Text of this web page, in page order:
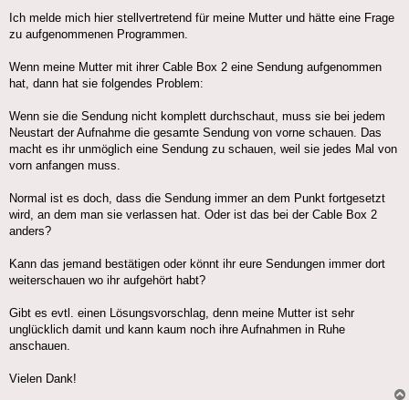
Ich melde mich hier stellvertretend für meine Mutter und hätte eine Frage
zu aufgenommenen Programmen.
Wenn meine Mutter mit ihrer Cable Box 2 eine Sendung aufgenommen
hat, dann hat sie folgendes Problem:
Wenn sie die Sendung nicht komplett durchschaut, muss sie bei jedem
Neustart der Aufnahme die gesamte Sendung von vorne schauen. Das
macht es ihr unmöglich eine Sendung zu schauen, weil sie jedes Mal von
vorn anfangen muss.
Normal ist es doch, dass die Sendung immer an dem Punkt fortgesetzt
wird, an dem man sie verlassen hat. Oder ist das bei der Cable Box 2
anders?
Kann das jemand bestätigen oder könnt ihr eure Sendungen immer dort
weiterschauen wo ihr aufgehört habt?
Gibt es evtl. einen Lösungsvorschlag, denn meine Mutter ist sehr
unglücklich damit und kann kaum noch ihre Aufnahmen in Ruhe
anschauen.
Vielen Dank!